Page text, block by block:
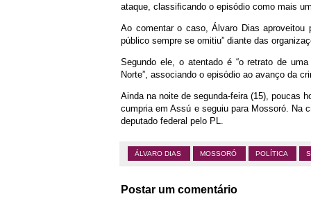
ataque, classificando o episódio como mais
Ao comentar o caso, Álvaro Dias aproveitou
público sempre se omitiu” diante das
Segundo ele, o atentado é “o retrato de
Norte”, associando o episódio ao avanço da
Ainda na noite de segunda-feira (15), poucas
cumpria em Assú e seguiu para Mossoró. Na
deputado federal pelo PL.
ÁLVARO DIAS MOSSORÓ POLÍTICA
Postar um comentário